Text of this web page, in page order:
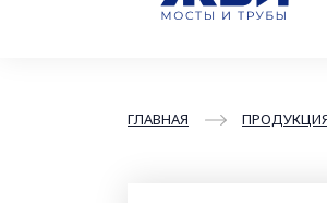
ГЛАВНАЯ